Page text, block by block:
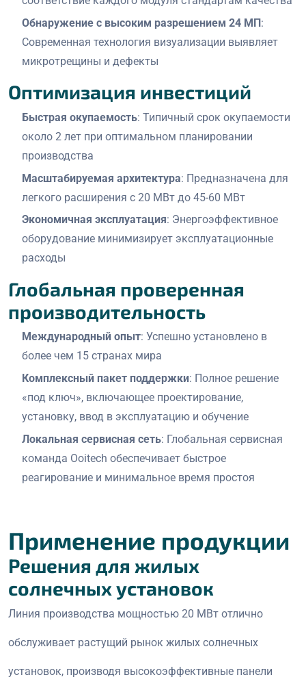
Обнаружение с высоким разрешением 24 МП:
Современная технология визуализации выявляет
микротрещины и дефекты
Оптимизация инвестиций
Быстрая окупаемость: Типичный срок окупаемости
около 2 лет при оптимальном планировании
производства
Масштабируемая архитектура: Предназначена для
легкого расширения с 20 МВт до 45-60 МВт
Экономичная эксплуатация: Энергоэффективное
оборудование минимизирует эксплуатационные
расходы
Глобальная проверенная
производительность
Международный опыт: Успешно установлено в
более чем 15 странах мира
Комплексный пакет поддержки: Полное решение
«под ключ», включающее проектирование,
установку, ввод в эксплуатацию и обучение
Локальная сервисная сеть: Глобальная сервисная
команда Ooitech обеспечивает быстрое
реагирование и минимальное время простоя
Применение продукции
Решения для жилых
солнечных установок
Линия производства мощностью 20 МВт отлично
обслуживает растущий рынок жилых солнечных
установок, производя высокоэффективные панели